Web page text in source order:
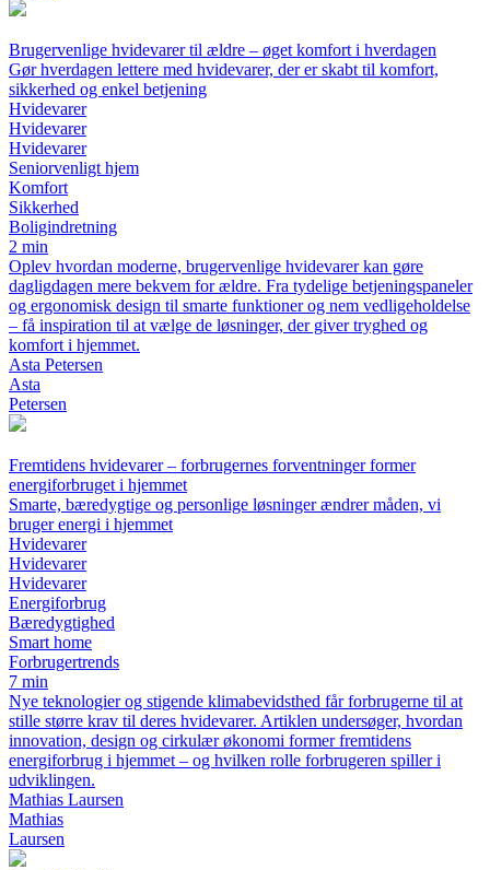
Brugervenlige hvidevarer til ældre – øget komfort i hverdagen
Gør hverdagen lettere med hvidevarer, der er skabt til komfort,
sikkerhed og enkel betjening
Hvidevarer
Hvidevarer
Hvidevarer
Seniorvenligt hjem
Komfort
Sikkerhed
Boligindretning
2 min
Oplev hvordan moderne, brugervenlige hvidevarer kan gøre
dagligdagen mere bekvem for ældre. Fra tydelige betjeningspaneler
og ergonomisk design til smarte funktioner og nem vedligeholdelse
– få inspiration til at vælge de løsninger, der giver tryghed og
komfort i hjemmet.
Asta Petersen
Asta
Petersen
Fremtidens hvidevarer – forbrugernes forventninger former
energiforbruget i hjemmet
Smarte, bæredygtige og personlige løsninger ændrer måden, vi
bruger energi i hjemmet
Hvidevarer
Hvidevarer
Hvidevarer
Energiforbrug
Bæredygtighed
Smart home
Forbrugertrends
7 min
Nye teknologier og stigende klimabevidsthed får forbrugerne til at
stille større krav til deres hvidevarer. Artiklen undersøger, hvordan
innovation, design og cirkulær økonomi former fremtidens
energiforbrug i hjemmet – og hvilken rolle forbrugeren spiller i
udviklingen.
Mathias Laursen
Mathias
Laursen